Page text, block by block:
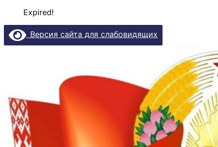
Expired!
Версия сайта для слабовидящих